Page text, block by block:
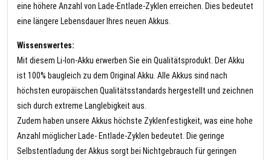
eine höhere Anzahl von Lade-Entlade-Zyklen erreichen. Dies bedeutet
eine längere Lebensdauer Ihres neuen Akkus.
Wissenswertes:
Mit diesem Li-Ion-Akku erwerben Sie ein Qualitätsprodukt. Der Akku
ist 100% baugleich zu dem Original Akku. Alle Akkus sind nach
höchsten europäischen Qualitätsstandards hergestellt und zeichnen
sich durch extreme Langlebigkeit aus.
Zudem haben unsere Akkus höchste Zyklenfestigkeit, was eine hohe
Anzahl möglicher Lade- Entlade-Zyklen bedeutet. Die geringe
Selbstentladung der Akkus sorgt bei Nichtgebrauch für geringen